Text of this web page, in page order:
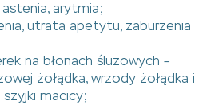
astenia, arytmia;
utrata apetytu, zaburzenia
na błonach śluzowych –
żołądka, wrzody żołądka i
macicy;